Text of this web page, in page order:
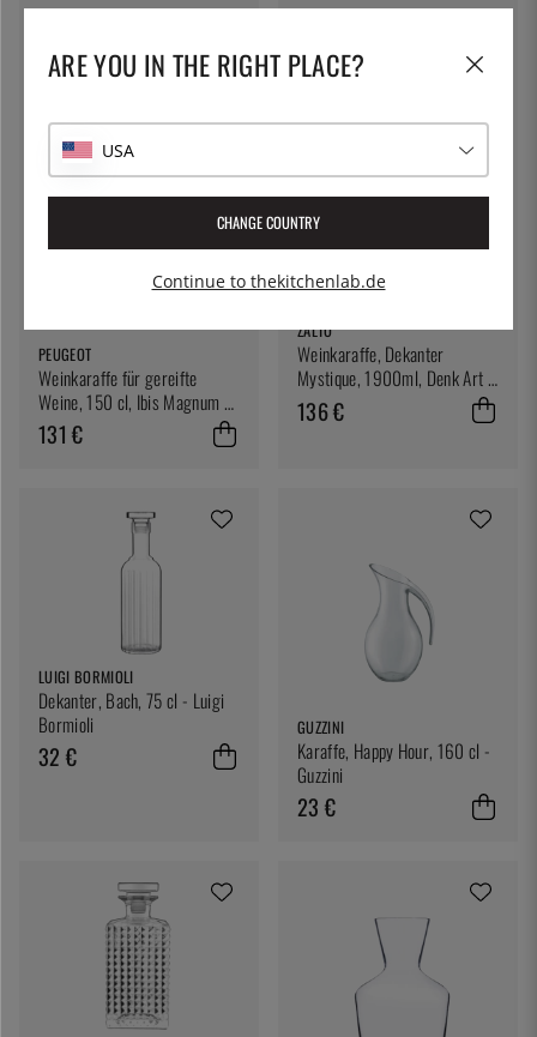
PEUGEOT
Weinkaraffe für gereifte
Weine, 150 cl, Ibis Magnum -
Peugeot
131 €
ZALTO
Weinkaraffe, Dekanter
Mystique, 1900ml, Denk Art -
Zalto
136 €
LUIGI BORMIOLI
Dekanter, Bach, 75 cl - Luigi
Bormioli
32 €
GUZZINI
Karaffe, Happy Hour, 160 cl -
Guzzini
23 €
ARE YOU IN THE RIGHT PLACE?
USA
CHANGE COUNTRY
Continue to thekitchenlab.de